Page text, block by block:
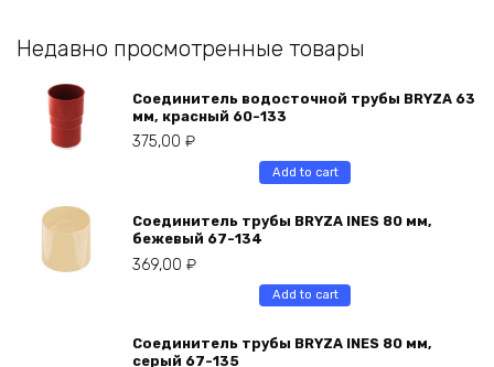
Недавно просмотренные товары
Соединитель водосточной трубы BRYZA 63
мм, краcный 60-133
375,00 ₽
Add to cart
Соединитель трубы BRYZA INES 80 мм,
бежевый 67-134
369,00 ₽
Add to cart
Соединитель трубы BRYZA INES 80 мм,
серый 67-135